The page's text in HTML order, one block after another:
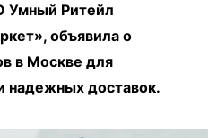
Умный Ритейл
объявила о
в Москве для
надежных доставок.